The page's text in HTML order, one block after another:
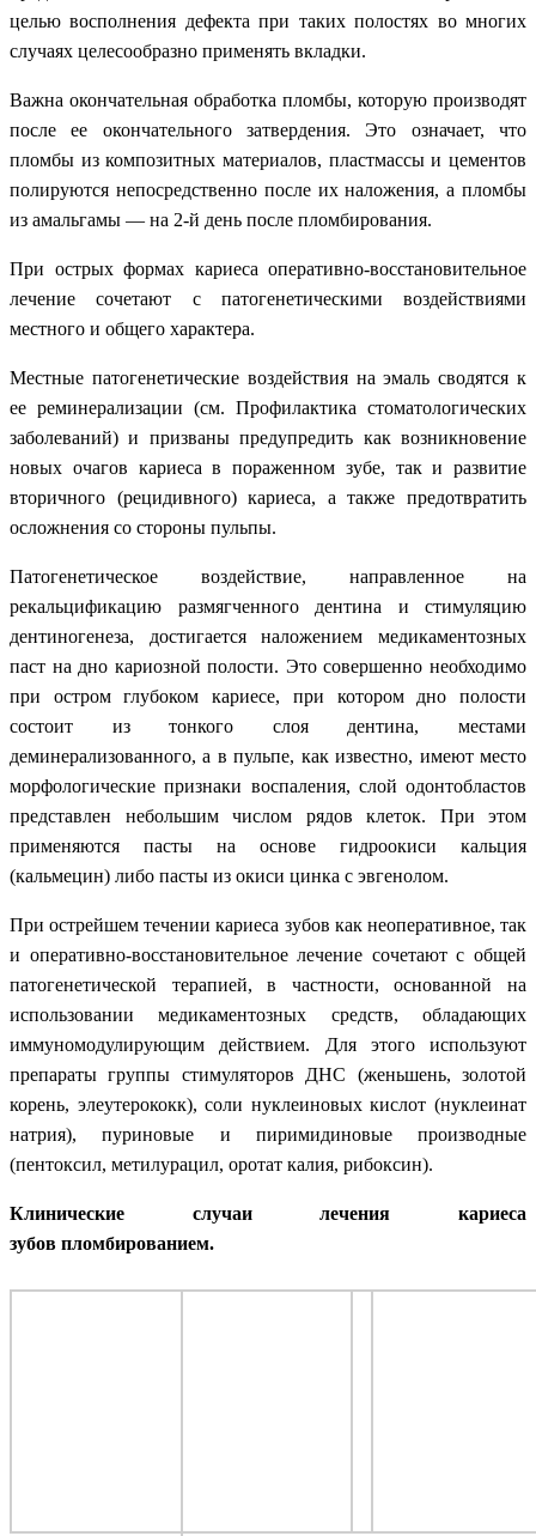
целью восполнения дефекта при таких полостях во многих
случаях целесообразно применять вкладки.
Важна окончательная обработка пломбы, которую производят
после ее окончательного затвердения. Это означает, что
пломбы из композитных материалов, пластмассы и цементов
полируются непосредственно после их наложения, а пломбы
из амальгамы — на 2-й день после пломбирования.
При острых формах кариеса оперативно-восстановительное
лечение сочетают с патогенетическими воздействиями
местного и общего характера.
Местные патогенетические воздействия на эмаль сводятся к
ее реминерализации (см. Профилактика стоматологических
заболеваний) и призваны предупредить как возникновение
новых очагов кариеса в пораженном зубе, так и развитие
вторичного (рецидивного) кариеса, а также предотвратить
осложнения со стороны пульпы.
Патогенетическое воздействие, направленное на
рекальцификацию размягченного дентина и стимуляцию
дентиногенеза, достигается наложением медикаментозных
паст на дно кариозной полости. Это совершенно необходимо
при остром глубоком кариесе, при котором дно полости
состоит из тонкого слоя дентина, местами
деминерализованного, а в пульпе, как известно, имеют место
морфологические признаки воспаления, слой одонтобластов
представлен небольшим числом рядов клеток. При этом
применяются пасты на основе гидроокиси кальция
(кальмецин) либо пасты из окиси цинка с эвгенолом.
При острейшем течении кариеса зубов как неоперативное, так
и оперативно-восстановительное лечение сочетают с общей
патогенетической терапией, в частности, основанной на
использовании медикаментозных средств, обладающих
иммуномодулирующим действием. Для этого используют
препараты группы стимуляторов ДНС (женьшень, золотой
корень, элеутерококк), соли нуклеиновых кислот (нуклеинат
натрия), пуриновые и пиримидиновые производные
(пентоксил, метилурацил, оротат калия, рибоксин).
Клинические случаи лечения кариеса
зубов пломбированием.